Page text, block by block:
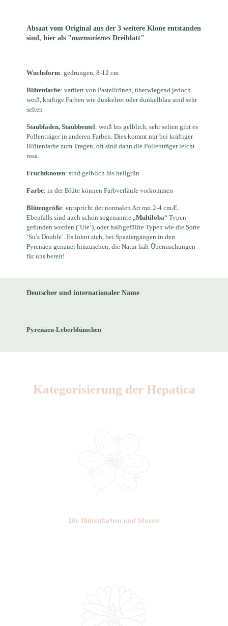
Absaat vom Original aus der 3 weitere Klone entstanden
sind, hier als "marmoriertes Dreiblatt"
Wuchsform: gedrungen, 8-12 cm
Blütenfarbe: variiert von Pastelltönen, überwiegend jedoch
weiß, kräftige Farben wie dunkelrot oder dunkelblau sind sehr
selten
Staubfaden, Staubbeutel: weiß bis gelblich, sehr selten gibt es
Pollenträger in anderen Farben. Dies kommt nur bei kräftiger
Blütenfarbe zum Tragen, oft sind dann die Pollenträger leicht
rosa.
Fruchtknoten: sind gelblich bis hellgrün
Farbe: in der Blüte können Farbverläufe vorkommen
Blütengröße: entspricht der normalen Art mit 2-4 cmÆ.
Ebenfalls sind auch schon sogenannte „Multiloba“ Typen
gefunden worden (‘Ute’), oder halbgefüllte Typen wie die Sorte
‘Su’s Double’. Es lohnt sich, bei Spaziergängen in den
Pyrenäen genauer hinzusehen, die Natur hält Überraschungen
für uns bereit!
Deutscher und internationaler Name
Pyrenäen-Leberblümchen
Kategorisierung der Hepatica
Die Blüten­farben und Muster